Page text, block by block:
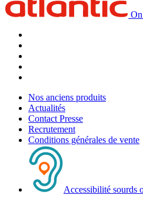
Nos anciens produits
Actualités
Contact Presse
Recrutement
Conditions générales de vente
Accessibilité sourds